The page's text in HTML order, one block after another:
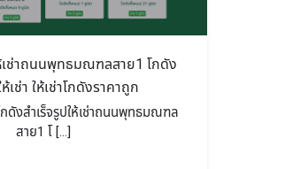
เช่าถนนพุทธมณฑลสาย1 โกดัง
เช่า ให้เช่าโกดังราคาถูก
กดังสำเร็จรูปให้เช่าถนนพุทธมณฑล
สาย1 โ […]